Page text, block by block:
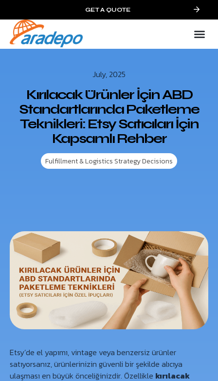
GET A QUOTE
July, 2025
Kırılacak Ürünler İçin ABD
Standartlarında Paketleme
Teknikleri: Etsy Satıcıları İçin
Kapsamlı Rehber
Fulfillment & Logistics Strategy Decisions
Etsy’de el yapımı, vintage veya benzersiz ürünler
satıyorsanız, ürünlerinizin güvenli bir şekilde alıcıya
ulaşması en büyük önceliğinizdir. Özellikle kırılacak